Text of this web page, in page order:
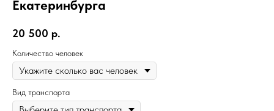
Екатеринбурга
20 500 р.
Количество человек
Вид транспорта